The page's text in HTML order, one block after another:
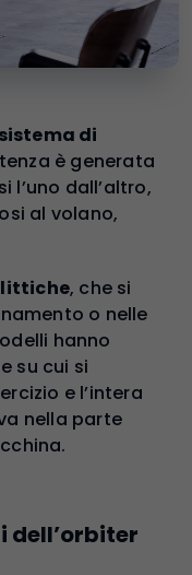
di
è generata
l’uno dall’altro,
al volano,
, che si
o nelle
hanno
su cui si
e l’intera
nella parte